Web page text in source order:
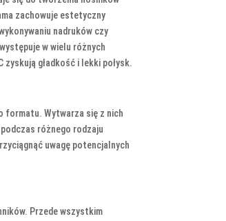
zachowuje estetyczny
nadruków czy
w wielu różnych
gładkość i lekki połysk.
formatu. Wytwarza się z nich
różnego rodzaju
uwagę potencjalnych
Przede wszystkim